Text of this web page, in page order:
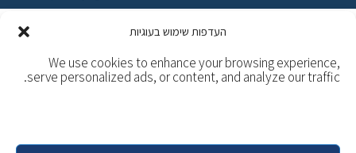
העדפות שימוש בעוגיות
We use cookies to enhance your browsing experience,
serve personalized ads, or content, and analyze our traffic.